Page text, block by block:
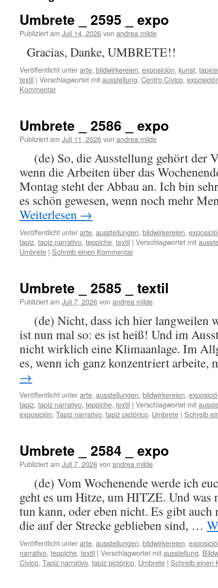
Umbrete _ 2595 _ expo
Publiziert am Juli 14, 2026von andrea milde
Gracias, Danke,
Veröffentlicht unterarte, bildwirkereien, exposición, kunst,
textil | Verschlagwortet mitausstellung, Centro Cívico,
Kommentar
Umbrete _ 2586 _ expo
Publiziert am Juli 11, 2026von andrea milde
(de) So, die Ausstellung gehört der
wenn die Arbeiten über das
Montag steht der Abbau an. Ich bin
es schön gewesen, wenn noch mehr
Weiterlesen →
Veröffentlicht unterarte, ausstellungen, bildwirkereien,
tapiz, tapiz narrativo, teppiche, textil | Verschlagwortet mit
Umbrete | Schreib einen Kommentar
Umbrete _ 2585 _ textil
Publiziert am Juli 7, 2026von andrea milde
(de) Nicht, dass ich hier langweilen
ist nun mal so: es ist heiß! Und im
nicht wirklich eine Klimaanlage. Im
es, wenn ich ganz konzentriert
→
Veröffentlicht unterarte, ausstellungen, bildwirkereien,
tapiz, tapiz narrativo, teppiche, textil | Verschlagwortet mit
exposición, Tapiz narrativo, tapiz pictórico, Umbrete | Schreib
Umbrete _ 2584 _ expo
Publiziert am Juli 7, 2026von andrea milde
(de) Vom Wochenende werde ich
geht es um Hitze, um HITZE. Und was
tun kann, oder eben nicht. Es gibt auch
die auf der Strecke geblieben sind, …
Veröffentlicht unterarte, ausstellungen, bildwirkereien,
narrativo, teppiche, textil | Verschlagwortet mitausstellung,
Cívico, Tapiz narrativo, tapiz pictórico, Umbrete | Schreib einen